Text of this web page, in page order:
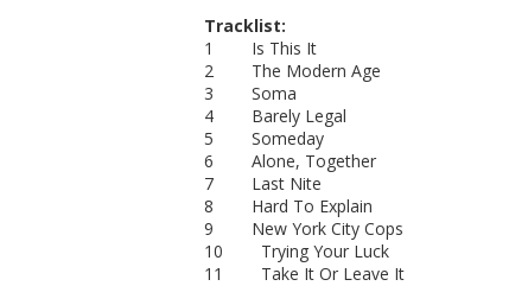
Tracklist:
1 Is This It
2 The Modern Age
3 Soma
4 Barely Legal
5 Someday
6 Alone, Together
7 Last Nite
8 Hard To Explain
9 New York City Cops
10 Trying Your Luck
11 Take It Or Leave It